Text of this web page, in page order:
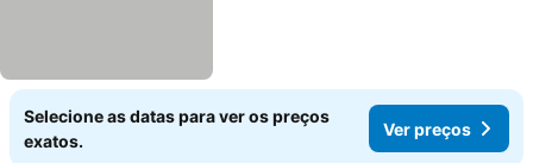
Selecione as datas para ver os preços
exatos.
Ver preços